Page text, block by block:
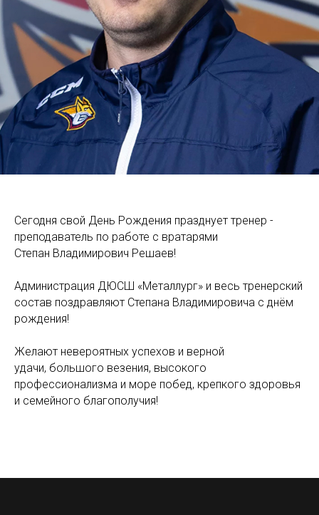
Сегодня свой День Рождения празднует тренер -
преподаватель по работе с вратарями
Степан Владимирович Решаев!
Администрация ДЮСШ «Металлург» и весь тренерский
состав поздравляют Степана Владимировича с днём
рождения!
Желают невероятных успехов и верной
удачи, большого везения, высокого
профессионализма и море побед, крепкого здоровья
и семейного благополучия!